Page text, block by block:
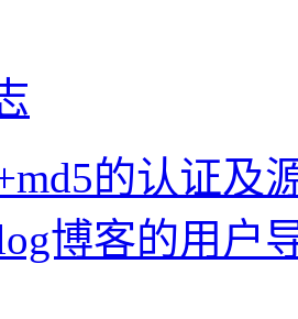
的认证及
博客的用户